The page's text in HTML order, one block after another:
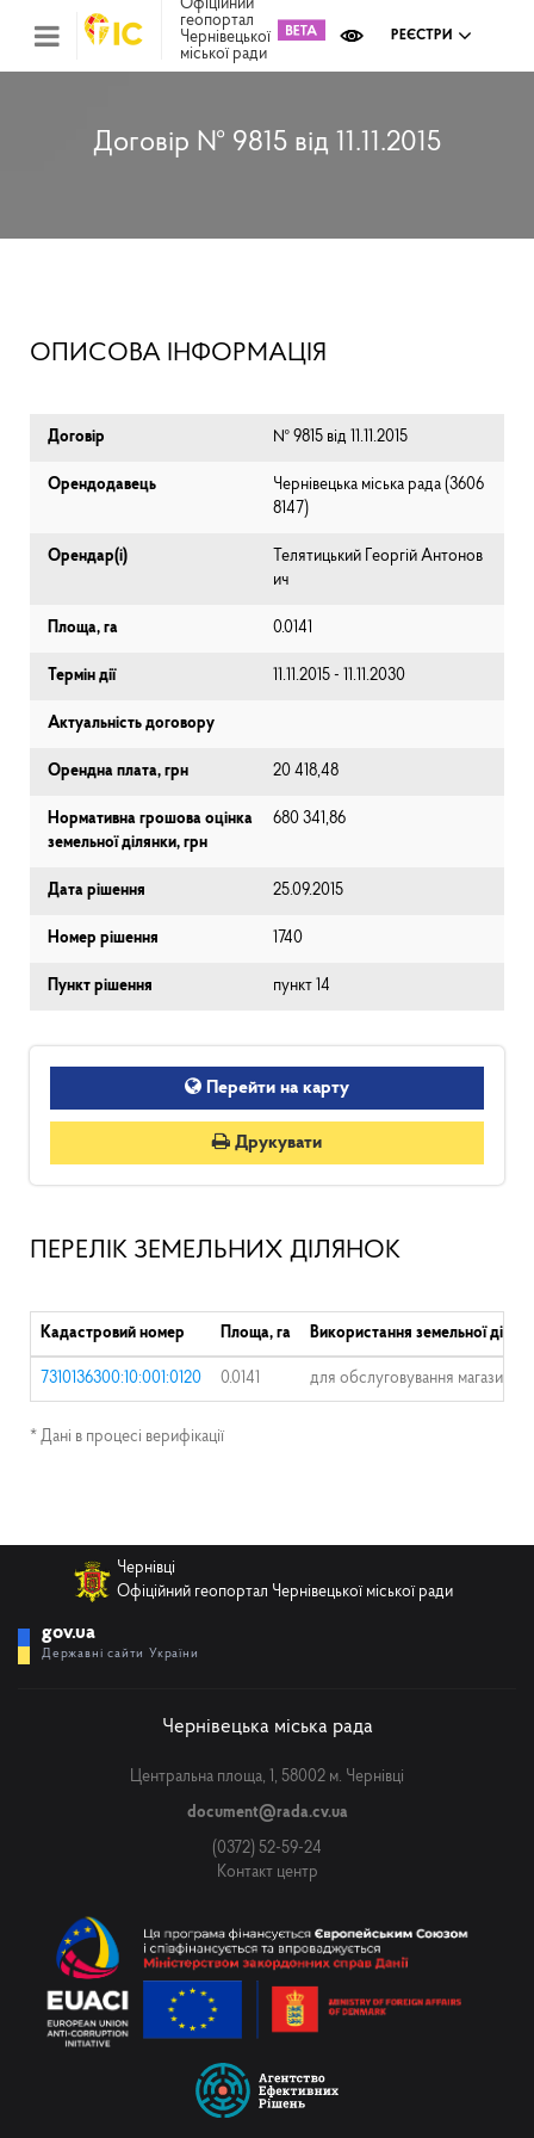
Офіційний
геопортал
Чернівецької
міської ради
РЕЄСТРИ
Договір № 9815 від 11.11.2015
ОПИСОВА ІНФОРМАЦІЯ
Договір № 9815 від 11.11.2015
Орендодавець
Чернівецька міська рада (⁨3606
8147⁩)
Орендар(і)
Телятицький Георгій Антонов
ич
Площа, га 0.0141
Термін дії 11.11.2015 - 11.11.2030
Актуальність договору
Орендна плата, грн 20 418,48
Нормативна грошова оцінка
земельної ділянки, грн
680 341,86
Дата рішення 25.09.2015
Номер рішення 1740
Пункт рішення пункт 14
Перейти на карту
Друкувати
ПЕРЕЛІК ЗЕМЕЛЬНИХ ДІЛЯНОК
Кадастровий номер Площа, га Використання земельної
7310136300:10:001:0120 0.0141 для обслуговування магазину
* Дані в процесі верифікації
Чернівці
Офіційний геопортал Чернівецької міської ради
gov.ua
Державні сайти України
Чернівецька міська рада
Центральна площа, 1, 58002 м. Чернівці
document@rada.cv.ua
(0372) 52-59-24
Контакт центр